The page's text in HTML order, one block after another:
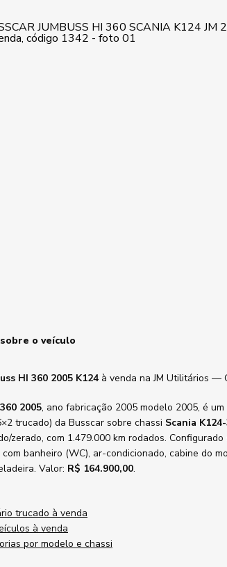
o veículo
HI 360 2005 K124 à venda na JM Utilitários —
2005, ano fabricação 2005 modelo 2005, é
trucado) da Busscar sobre chassi Scania
zerado, com 1.479.000 km rodados. Configurado
banheiro (WC), ar-condicionado, cabine do
Valor: R$ 164.900,00.
trucado à venda
à venda
por modelo e chassi